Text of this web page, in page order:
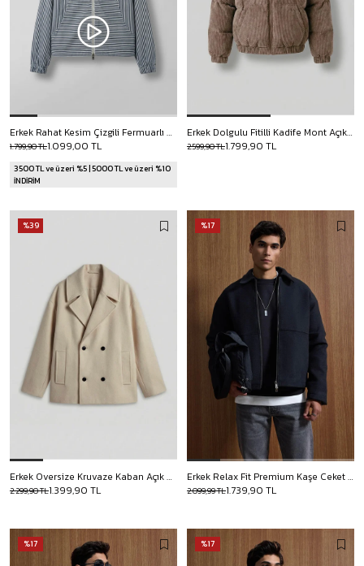
Erkek Rahat Kesim Çizgili Fermuarlı Dik Yaka Vintage Ceket Lacivert
1.099,00 TL
1.799,90 TL
3500 TL ve üzeri %5 | 5000 TL ve üzeri %10
İNDİRİM
Erkek Dolgulu Fitilli Kadife Mont Açık Kahve
1.799,90 TL
2.599,90 TL
%39
Erkek Oversize Kruvaze Kaban Açık Bej
1.399,90 TL
2.299,90 TL
%17
Erkek Relax Fit Premium Kaşe Ceket Kaban Siyah
1.739,90 TL
2.099,99 TL
%17 %17